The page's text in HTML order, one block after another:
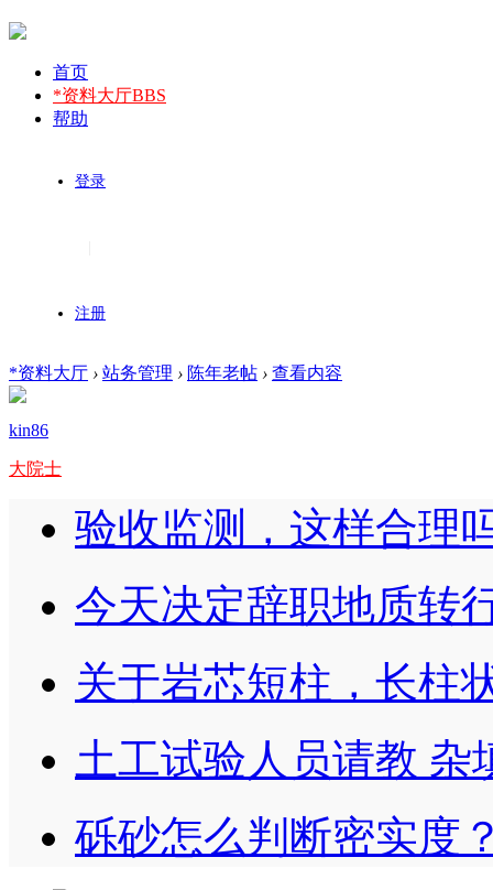
首页
*资料大厅BBS
帮助
登录
注册
*资料大厅 › 站务管理 › 陈年老帖 › 查看内容
kin86
大院士
验收监测，这样合理
今天决定辞职地质转
关于岩芯短柱，长柱
土工试验人员请教
砾砂怎么判断密实度